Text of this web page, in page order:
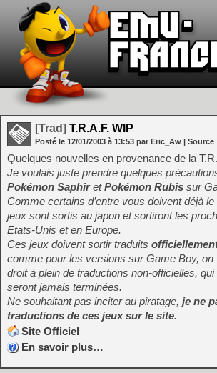
[Trad] T.R.A.F. WIP
Posté le 12/01/2003 à 13:53 par Eric_Aw | Source
Quelques nouvelles en provenance de la
Je voulais juste prendre quelques
Pokémon SaphiretPokémon Rubis sur
Comme certains d’entre vous doivent déjà
jeux sont sortis au japon et sortiront les
Etats-Unis et en Europe.
Ces jeux doivent sortir traduits
comme pour les versions sur Game Boy, on
droit à plein de traductions non-officielles,
seront jamais terminées.
Ne souhaitant pas inciter au piratage, je ne
traductions de ces jeux sur le site.
Site Officiel
En savoir plus…